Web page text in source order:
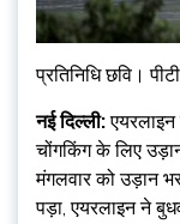
प्रतिनिधि छवि।
नई दिल्ली:
चोंगकिंग के लिए
मंगलवार को उड़ान
पड़ा, एयरलाइन ने